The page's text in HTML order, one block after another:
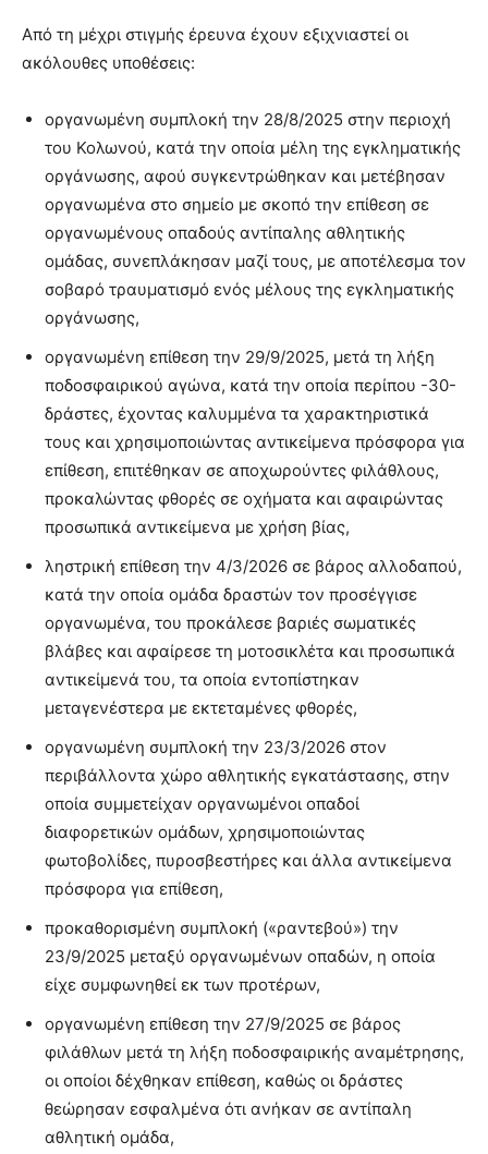
Από τη μέχρι στιγμής έρευνα έχουν εξιχνιαστεί οι
ακόλουθες υποθέσεις:
οργανωμένη συμπλοκή την 28/8/2025 στην περιοχή
του Κολωνού, κατά την οποία μέλη της εγκληματικής
οργάνωσης, αφού συγκεντρώθηκαν και μετέβησαν
οργανωμένα στο σημείο με σκοπό την επίθεση σε
οργανωμένους οπαδούς αντίπαλης αθλητικής
ομάδας, συνεπλάκησαν μαζί τους, με αποτέλεσμα τον
σοβαρό τραυματισμό ενός μέλους της εγκληματικής
οργάνωσης,
οργανωμένη επίθεση την 29/9/2025, μετά τη λήξη
ποδοσφαιρικού αγώνα, κατά την οποία περίπου -30-
δράστες, έχοντας καλυμμένα τα χαρακτηριστικά
τους και χρησιμοποιώντας αντικείμενα πρόσφορα για
επίθεση, επιτέθηκαν σε αποχωρούντες φιλάθλους,
προκαλώντας φθορές σε οχήματα και αφαιρώντας
προσωπικά αντικείμενα με χρήση βίας,
ληστρική επίθεση την 4/3/2026 σε βάρος αλλοδαπού,
κατά την οποία ομάδα δραστών τον προσέγγισε
οργανωμένα, του προκάλεσε βαριές σωματικές
βλάβες και αφαίρεσε τη μοτοσικλέτα και προσωπικά
αντικείμενά του, τα οποία εντοπίστηκαν
μεταγενέστερα με εκτεταμένες φθορές,
οργανωμένη συμπλοκή την 23/3/2026 στον
περιβάλλοντα χώρο αθλητικής εγκατάστασης, στην
οποία συμμετείχαν οργανωμένοι οπαδοί
διαφορετικών ομάδων, χρησιμοποιώντας
φωτοβολίδες, πυροσβεστήρες και άλλα αντικείμενα
πρόσφορα για επίθεση,
προκαθορισμένη συμπλοκή («ραντεβού») την
23/9/2025 μεταξύ οργανωμένων οπαδών, η οποία
είχε συμφωνηθεί εκ των προτέρων,
οργανωμένη επίθεση την 27/9/2025 σε βάρος
φιλάθλων μετά τη λήξη ποδοσφαιρικής αναμέτρησης,
οι οποίοι δέχθηκαν επίθεση, καθώς οι δράστες
θεώρησαν εσφαλμένα ότι ανήκαν σε αντίπαλη
αθλητική ομάδα,